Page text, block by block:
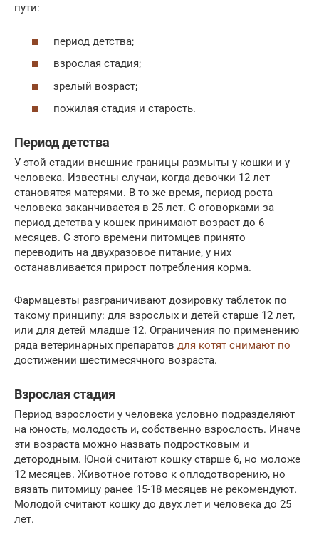
пути:
период детства;
взрослая стадия;
зрелый возраст;
пожилая стадия и старость.
Период детства
У этой стадии внешние границы размыты у кошки и у
человека. Известны случаи, когда девочки 12 лет
становятся матерями. В то же время, период роста
человека заканчивается в 25 лет. С оговорками за
период детства у кошек принимают возраст до 6
месяцев. С этого времени питомцев принято
переводить на двухразовое питание, у них
останавливается прирост потребления корма.
Фармацевты разграничивают дозировку таблеток по
такому принципу: для взрослых и детей старше 12 лет,
или для детей младше 12. Ограничения по применению
ряда ветеринарных препаратов для котят снимают по
достижении шестимесячного возраста.
Взрослая стадия
Период взрослости у человека условно подразделяют
на юность, молодость и, собственно взрослость. Иначе
эти возраста можно назвать подростковым и
детородным. Юной считают кошку старше 6, но моложе
12 месяцев. Животное готово к оплодотворению, но
вязать питомицу ранее 15-18 месяцев не рекомендуют.
Молодой считают кошку до двух лет и человека до 25
лет.